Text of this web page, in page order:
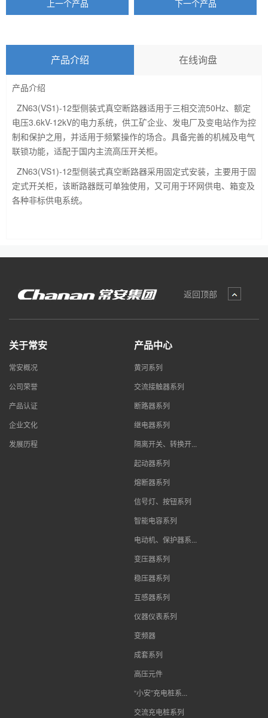
上一个产品 下一个产品
产品介绍 在线询盘
产品介绍
ZN63(VS1)-12型侧装式真空断路器适用于三相交流50Hz、额定
电压3.6kV-12kV的电力系统，供工矿企业、发电厂及变电站作为控
制和保护之用，并适用于频繁操作的场合。具备完善的机械及电气
联锁功能，适配于国内主流高压开关柜。
ZN63(VS1)-12型侧装式真空断路器采用固定式安装，主要用于固
定式开关柜，该断路器既可单独使用，又可用于环网供电、箱变及
各种非标供电系统。
返回顶部
关于常安
常安概况
公司荣誉
产品认证
企业文化
发展历程
产品中心
黄河系列
交流接触器系列
断路器系列
继电器系列
隔离开关、转换开...
起动器系列
熔断器系列
信号灯、按钮系列
智能电容系列
电动机、保护器系...
变压器系列
稳压器系列
互感器系列
仪器仪表系列
变频器
成套系列
高压元件
“小安”充电桩系...
交流充电桩系列